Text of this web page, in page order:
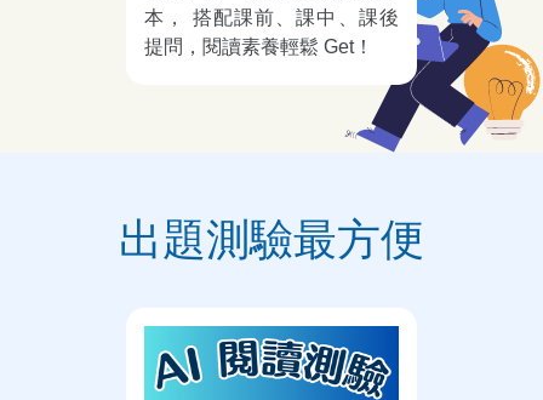
本， 搭配課前、課中、課後
提問，閱讀素養輕鬆 Get！
出題測驗最方便